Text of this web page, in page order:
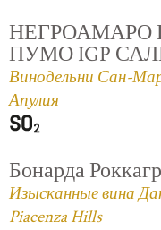
НЕГРОАМАРО
ПУМО IGP
Винодельни Сан-
Апулия
Бонарда
Изысканные вина
Piacenza Hills